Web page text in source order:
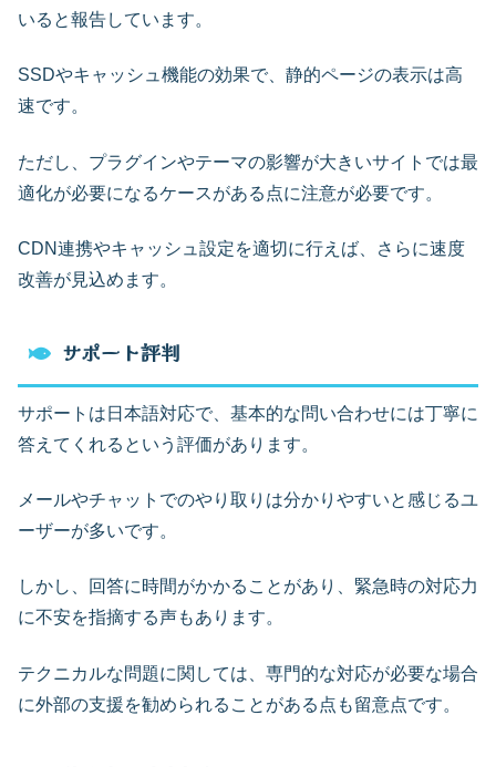
いると報告しています。
SSDやキャッシュ機能の効果で、静的ページの表示は高
速です。
ただし、プラグインやテーマの影響が大きいサイトでは最
適化が必要になるケースがある点に注意が必要です。
CDN連携やキャッシュ設定を適切に行えば、さらに速度
改善が見込めます。
サポート評判
サポートは日本語対応で、基本的な問い合わせには丁寧に
答えてくれるという評価があります。
メールやチャットでのやり取りは分かりやすいと感じるユ
ーザーが多いです。
しかし、回答に時間がかかることがあり、緊急時の対応力
に不安を指摘する声もあります。
テクニカルな問題に関しては、専門的な対応が必要な場合
に外部の支援を勧められることがある点も留意点です。